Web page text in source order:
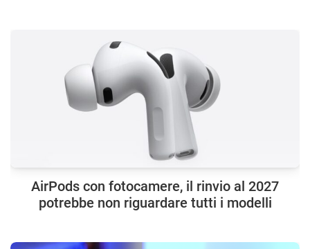
AirPods con fotocamere, il rinvio al 2027
potrebbe non riguardare tutti i modelli